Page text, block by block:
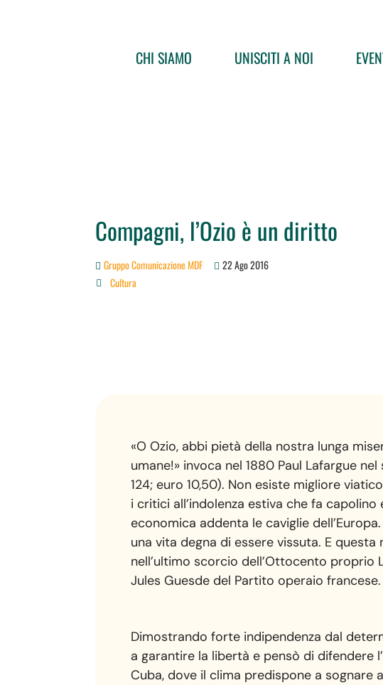
CHI SIAMO UNISCITI A NOI
Compagni, l’Ozio è un diritto
Gruppo Comunicazione MDF 22 Ago 2016
 Cultura
«O Ozio, abbi pietà della nostra lunga
umane!» invoca nel 1880 Paul Lafargue
124; euro 10,50). Non esiste migliore
i critici all’indolenza estiva che fa
economica addenta le caviglie
una vita degna di essere vissuta. E
nell’ultimo scorcio dell’Ottocento proprio
Jules Guesde del Partito operaio francese.
Dimostrando forte indipendenza dal
a garantire la libertà e pensò di difendere
Cuba, dove il clima predispone a sognare